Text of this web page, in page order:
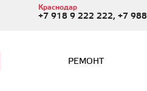
Краснодар
+7 918 9 222 222, +7
РЕМОНТ